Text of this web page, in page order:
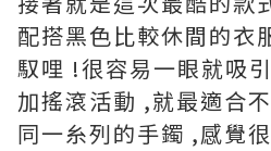
配搭黑色比較休間的衣
馭哩 !很容易一眼就吸
加搖滾活動 ,就最適合
同一糸列的手鐲 ,感覺